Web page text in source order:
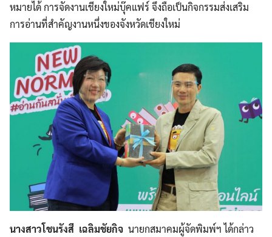
หมายได้ การจัดงานเชียงใหม่บุ๊คแฟร์ จึงถือเป็นกิจกรรมส่งเสริม
การอ่านที่สำคัญงานหนึ่งของจังหวัดเชียงใหม่
นางสาวโชนรังสี เฉลิมชัยกิจ นายกสมาคมผู้จัดพิมพ์ฯ ได้กล่าว